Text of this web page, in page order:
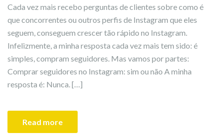
Cada vez mais recebo perguntas de clientes sobre como é
que concorrentes ou outros perfis de Instagram que eles
seguem, conseguem crescer tão rápido no Instagram.
Infelizmente, a minha resposta cada vez mais tem sido: é
simples, compram seguidores. Mas vamos por partes:
Comprar seguidores no Instagram: sim ou não A minha
resposta é: Nunca. […]
Read more